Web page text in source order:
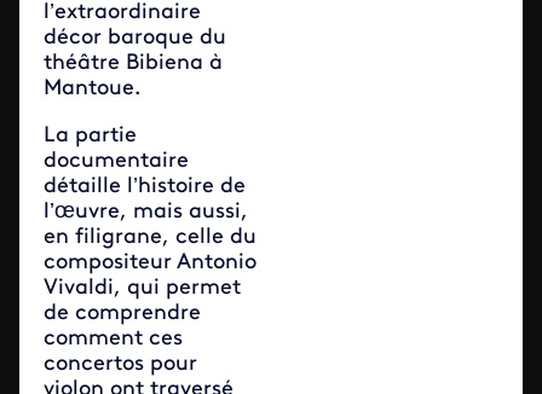
l’extraordinaire
décor baroque du
théâtre Bibiena à
Mantoue.
La partie
documentaire
détaille l’histoire de
l’œuvre, mais aussi,
en filigrane, celle du
compositeur Antonio
Vivaldi, qui permet
de comprendre
comment ces
concertos pour